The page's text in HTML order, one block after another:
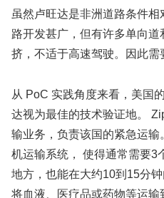
虽然卢旺达是非洲道路条件
路开发甚广，但有许多单向
挤，不适于高速驾驶。因此需
从 PoC 实践角度来看，美国
达视为最佳的技术验证地。
输业务，负责该国的紧急运输
机运输系统， 使得通常需要3
地方，也能在大约10到15分
将血液、医疗品或药物等运输